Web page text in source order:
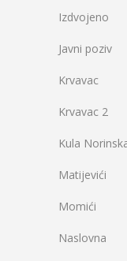
Izdvojeno
Javni poziv
Krvavac
Krvavac 2
Kula
Matijevići
Momići
Naslovna